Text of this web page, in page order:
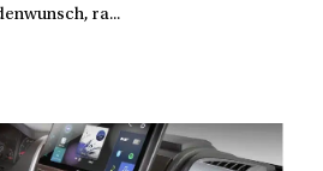
ra...